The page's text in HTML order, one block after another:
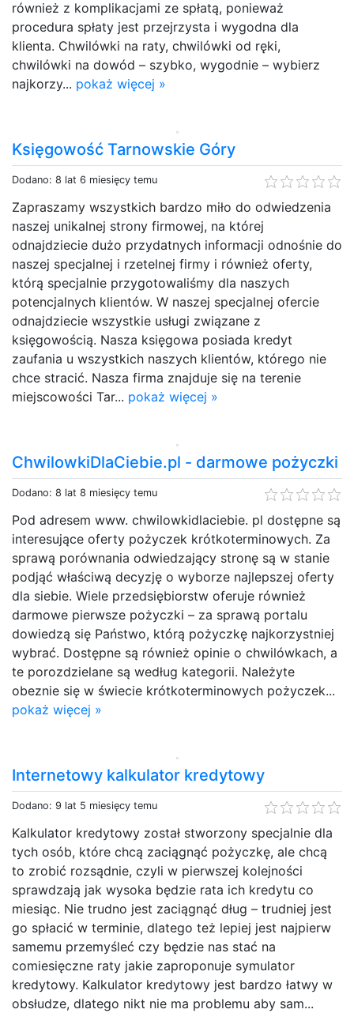
również z komplikacjami ze spłatą, ponieważ
procedura spłaty jest przejrzysta i wygodna dla
klienta. Chwilówki na raty, chwilówki od ręki,
chwilówki na dowód – szybko, wygodnie – wybierz
najkorzy... pokaż więcej »
Księgowość Tarnowskie Góry
Dodano: 8 lat 6 miesięcy temu
Zapraszamy wszystkich bardzo miło do odwiedzenia
naszej unikalnej strony firmowej, na której
odnajdziecie dużo przydatnych informacji odnośnie do
naszej specjalnej i rzetelnej firmy i również oferty,
którą specjalnie przygotowaliśmy dla naszych
potencjalnych klientów. W naszej specjalnej ofercie
odnajdziecie wszystkie usługi związane z
księgowością. Nasza księgowa posiada kredyt
zaufania u wszystkich naszych klientów, którego nie
chce stracić. Nasza firma znajduje się na terenie
miejscowości Tar... pokaż więcej »
ChwilowkiDlaCiebie.pl - darmowe pożyczki
Dodano: 8 lat 8 miesięcy temu
Pod adresem www. chwilowkidlaciebie. pl dostępne są
interesujące oferty pożyczek krótkoterminowych. Za
sprawą porównania odwiedzający stronę są w stanie
podjąć właściwą decyzję o wyborze najlepszej oferty
dla siebie. Wiele przedsiębiorstw oferuje również
darmowe pierwsze pożyczki – za sprawą portalu
dowiedzą się Państwo, którą pożyczkę najkorzystniej
wybrać. Dostępne są również opinie o chwilówkach, a
te porozdzielane są według kategorii. Należyte
obeznie się w świecie krótkoterminowych pożyczek...
pokaż więcej »
Internetowy kalkulator kredytowy
Dodano: 9 lat 5 miesięcy temu
Kalkulator kredytowy został stworzony specjalnie dla
tych osób, które chcą zaciągnąć pożyczkę, ale chcą
to zrobić rozsądnie, czyli w pierwszej kolejności
sprawdzają jak wysoka będzie rata ich kredytu co
miesiąc. Nie trudno jest zaciągnąć dług – trudniej jest
go spłacić w terminie, dlatego też lepiej jest najpierw
samemu przemyśleć czy będzie nas stać na
comiesięczne raty jakie zaproponuje symulator
kredytowy. Kalkulator kredytowy jest bardzo łatwy w
obsłudze, dlatego nikt nie ma problemu aby sam...